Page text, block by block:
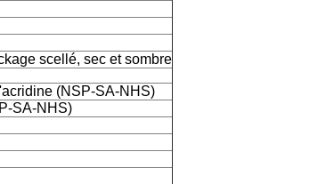
scellé, sec et sombre
(NSP-SA-NHS)
SA-NHS)